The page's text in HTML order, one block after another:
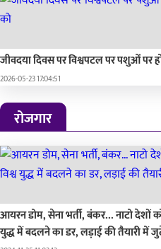
जीवदया दिवस पर विश्वपटल पर पशुओं पर
2026-05-23 17:04:51
रोजगार
आयरन डोम, सेना भर्ती, बंकर... नाटो देशों
युद्ध में बदलने का डर, लड़ाई की तैयारी में